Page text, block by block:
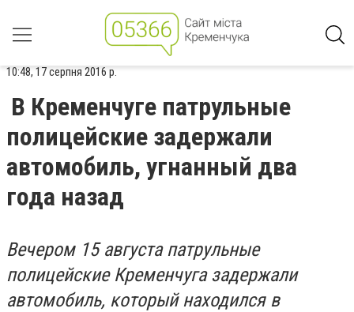
10:48, 17 серпня 2016 р.
В Кременчуге патрульные
полицейские задержали
автомобиль, угнанный два
года назад
Вечером 15 августа патрульные
полицейские Кременчуга задержали
автомобиль, который находился в